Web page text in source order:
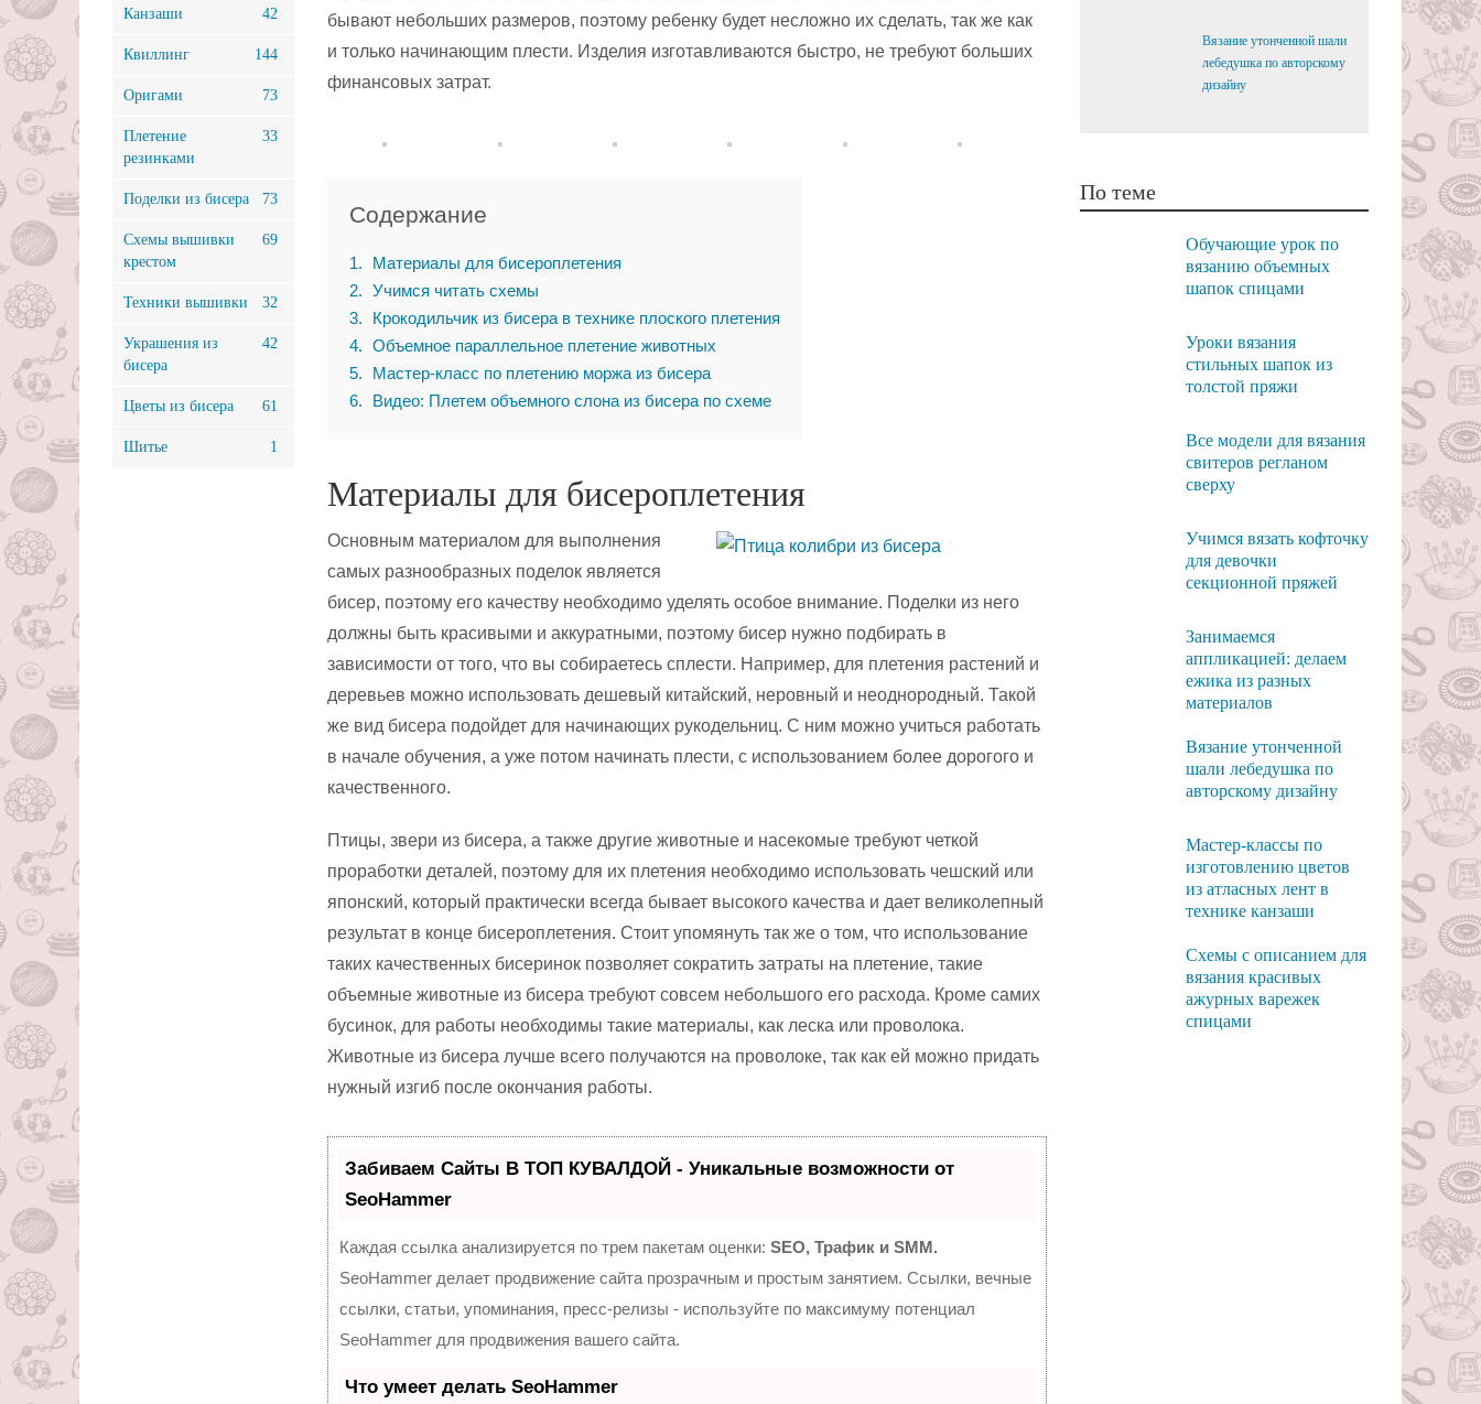
бывают небольших размеров, поэтому ребенку будет несложно их сделать, так же как
и только начинающим плести. Изделия изготавливаются быстро, не требуют больших
финансовых затрат.
Содержание
1
Материалы для бисероплетения
2
Учимся читать схемы
3
Крокодильчик из бисера в технике плоского плетения
4
Объемное параллельное плетение животных
5
Мастер-класс по плетению моржа из бисера
6
Видео: Плетем объемного слона из бисера по схеме
Материалы для бисероплетения
Основным материалом для выполнения
самых разнообразных поделок является
бисер, поэтому его качеству необходимо уделять особое внимание. Поделки из него
должны быть красивыми и аккуратными, поэтому бисер нужно подбирать в
зависимости от того, что вы собираетесь сплести. Например, для плетения растений и
деревьев можно использовать дешевый китайский, неровный и неоднородный. Такой
же вид бисера подойдет для начинающих рукодельниц. С ним можно учиться работать
в начале обучения, а уже потом начинать плести, с использованием более дорогого и
качественного.
Птицы, звери из бисера, а также другие животные и насекомые требуют четкой
проработки деталей, поэтому для их плетения необходимо использовать чешский или
японский, который практически всегда бывает высокого качества и дает великолепный
результат в конце бисероплетения. Стоит упомянуть так же о том, что использование
таких качественных бисеринок позволяет сократить затраты на плетение, такие
объемные животные из бисера требуют совсем небольшого его расхода. Кроме самих
бусинок, для работы необходимы такие материалы, как леска или проволока.
Животные из бисера лучше всего получаются на проволоке, так как ей можно придать
нужный изгиб после окончания работы.
Забиваем Сайты В ТОП КУВАЛДОЙ - Уникальные возможности от
SeoHammer
Каждая ссылка анализируется по трем пакетам оценки: SEO, Трафик и SMM.
SeoHammer делает продвижение сайта прозрачным и простым занятием. Ссылки, вечные
ссылки, статьи, упоминания, пресс-релизы - используйте по максимуму потенциал
SeoHammer для продвижения вашего сайта.
Что умеет делать SeoHammer
Вязание утонченной шали
лебедушка по авторскому
дизайну
По теме
Обучающие урок по
вязанию объемных
шапок спицами
Уроки вязания
стильных шапок из
толстой пряжи
Все модели для вязания
свитеров регланом
сверху
Учимся вязать кофточку
для девочки
секционной пряжей
Занимаемся
аппликацией: делаем
ежика из разных
материалов
Вязание утонченной
шали лебедушка по
авторскому дизайну
Мастер-классы по
изготовлению цветов
из атласных лент в
технике канзаши
Схемы с описанием для
вязания красивых
ажурных варежек
спицами
Канзаши 42
Квиллинг 144
Оригами 73
Плетение
резинками
33
Поделки из бисера 73
Схемы вышивки
крестом
69
Техники вышивки 32
Украшения из
бисера
42
Цветы из бисера 61
Шитье 1